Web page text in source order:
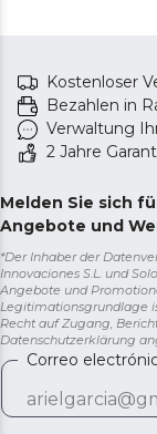
Kostenloser
Bezahlen in
Verwaltung
2 Jahre
Melden Sie sich
Angebote und
*Der Inhaber der
Innovaciones S.L. und
Angebote und
Legitimationsgrundlage
Recht auf Zugang,
Datenschutzerklärung
Correo